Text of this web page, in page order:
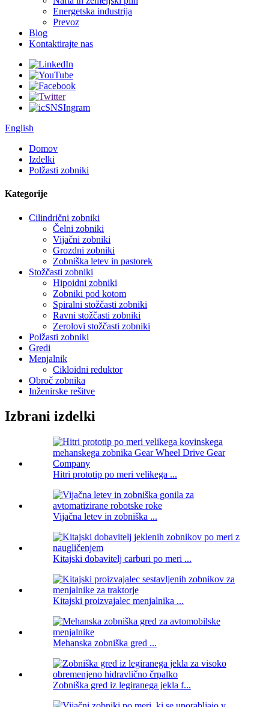
Energetska industrija
Prevoz
Blog
Kontaktirajte nas
English
Domov
Izdelki
Polžasti zobniki
Kategorije
Cilindrični zobniki
Čelni zobniki
Vijačni zobniki
Grozdni zobniki
Zobniška letev in pastorek
Stožčasti zobniki
Hipoidni zobniki
Zobniki pod kotom
Spiralni stožčasti zobniki
Ravni stožčasti zobniki
Zerolovi stožčasti zobniki
Polžasti zobniki
Gredi
Menjalnik
Cikloidni reduktor
Obroč zobnika
Inženirske rešitve
Izbrani izdelki
Hitri prototip po meri velikega ...
Vijačna letev in zobniška ...
Kitajski dobavitelj carburi po meri ...
Kitajski proizvajalec menjalnika ...
Mehanska zobniška gred ...
Zobniška gred iz legiranega jekla f...